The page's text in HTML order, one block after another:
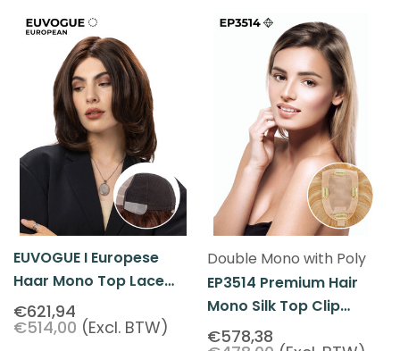
EUVOGUE I Europese
Haar Mono Top Lace
Front Haar Pruik
€621,94
€514,00 (Excl. BTW)
Double Mono with Poly
EP3514 Premium Hair
Mono Silk Top Clip
Dames Topper
€578,38